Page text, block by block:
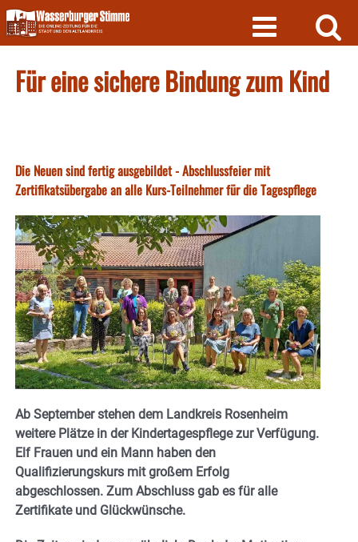
Skip
to
content
Für eine sichere Bindung zum Kind
Die Neuen sind fertig ausgebildet - Abschlussfeier mit
Zertifikatsübergabe an alle Kurs-Teilnehmer für die Tagespflege
Ab September stehen dem Landkreis Rosenheim
weitere Plätze in der Kindertagespflege zur Verfügung.
Elf Frauen und ein Mann haben den
Qualifizierungskurs mit großem Erfolg
abgeschlossen. Zum Abschluss gab es für alle
Zertifikate und Glückwünsche.